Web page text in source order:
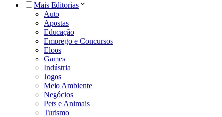
Mais Editorias
Auto
Apostas
Educação
Emprego e Concursos
Eloos
Games
Indústria
Jogos
Meio Ambiente
Negócios
Pets e Animais
Turismo